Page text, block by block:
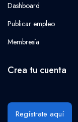
Dashboard
Publicar empleo
Membresía
Crea tu cuenta
Regístrate aquí